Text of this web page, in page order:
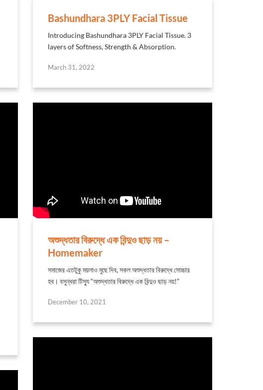
Bashundhara 3PLY Facial Tissue
Introducing Bashundhara 3PLY Facial Tissue. 3
layers of Softness, Strength & Absorption.
March 31, 2022
অশুদ্ধতার বিরুদ্ধে এক বিন্দুও ছাড় নয় –
Homemaker
সমাজের এতটুকু ময়লাও মুছে দিব, সকল অশুদ্ধতার বিরুদ্ধে সোচ্চার
হব। বসুন্ধরা টিস্যু “অশুদ্ধতার বিরুদ্ধে এক বিন্দুও ছাড় নয়!”
December 10, 2021